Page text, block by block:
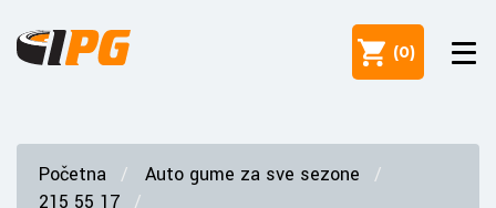
(0)
Početna
Auto gume za sve sezone
215 55 17